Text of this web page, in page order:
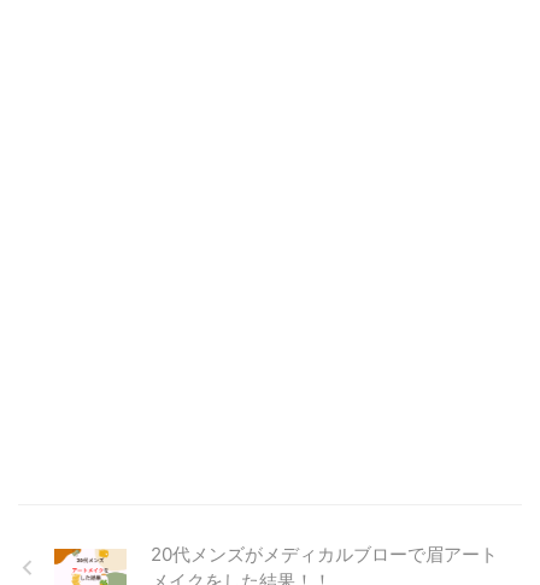
20代メンズがメディカルブローで眉アート